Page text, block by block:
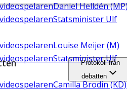
Daniel Helldén
Statsminister Ulf
Louise Meijer (M)
Statsminister Ulf
Camilla Brodin (KD)
Protokoll från
debatten